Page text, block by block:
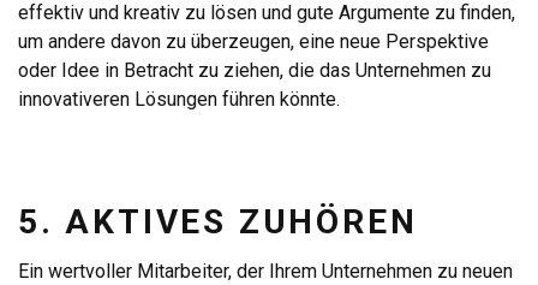
effektiv und kreativ zu lösen und gute Argumente zu finden,
um andere davon zu überzeugen, eine neue Perspektive
oder Idee in Betracht zu ziehen, die das Unternehmen zu
innovativeren Lösungen führen könnte.
5. AKTIVES ZUHÖREN
Ein wertvoller Mitarbeiter, der Ihrem Unternehmen zu neuen